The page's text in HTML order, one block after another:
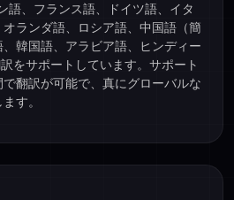
語、フランス語、ドイツ語、イタ
ランダ語、ロシア語、中国語（簡
韓国語、アラビア語、ヒンディー
をサポートしています。サポート
翻訳が可能で、真にグローバルな
す。